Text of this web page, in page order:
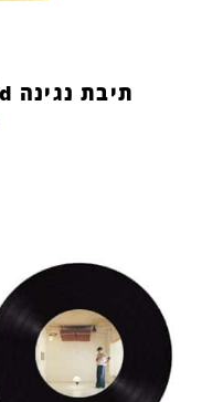
תיבת נגינה Wonderful World